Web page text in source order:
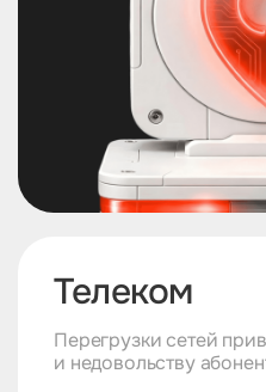
Телеком
Перегрузки сетей
и недовольству